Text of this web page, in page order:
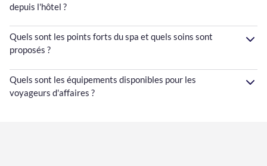
depuis l'hôtel ?
Quels sont les points forts du spa et quels soins sont
proposés ?
Quels sont les équipements disponibles pour les
voyageurs d'affaires ?